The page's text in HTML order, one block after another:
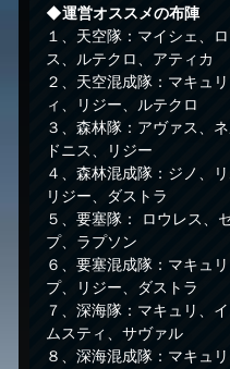
◆運営オススメの布陣
１、天空隊：マイシェ、
ス、ルテクロ、アティカ
２、天空混成隊：マキュ
ィ、リジー、ルテクロ
３、森林隊：アヴァス、
ドニス、リジー
４、森林混成隊：ジノ、
リジー、ダストラ
５、要塞隊： ロウレス、
プ、ラプソン
６、要塞混成隊：マキュ
プ、リジー、ダストラ
７、深海隊：マキュリ、
ムスティ、サヴァル
８、深海混成隊：マキュ